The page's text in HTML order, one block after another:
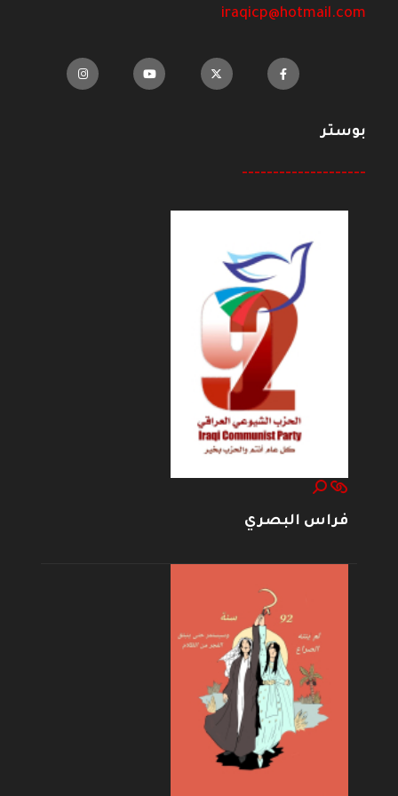
iraqicp@hotmail.com
بوستر
--------------------
فراس البصري